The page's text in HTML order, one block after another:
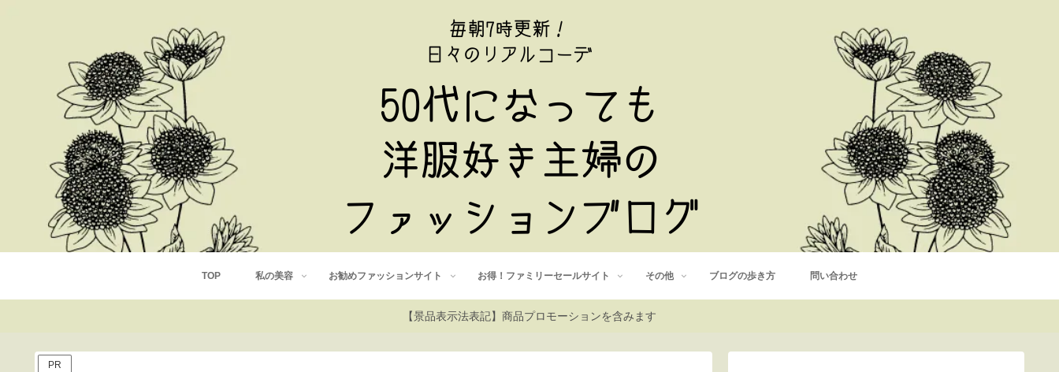
TOP 私の美容 お勧めファッションサイト お得！ファミリーセールサイト その他 ブログの歩き方 問い合わせ
【景品表示法表記】商品プロモーションを含みます
PR